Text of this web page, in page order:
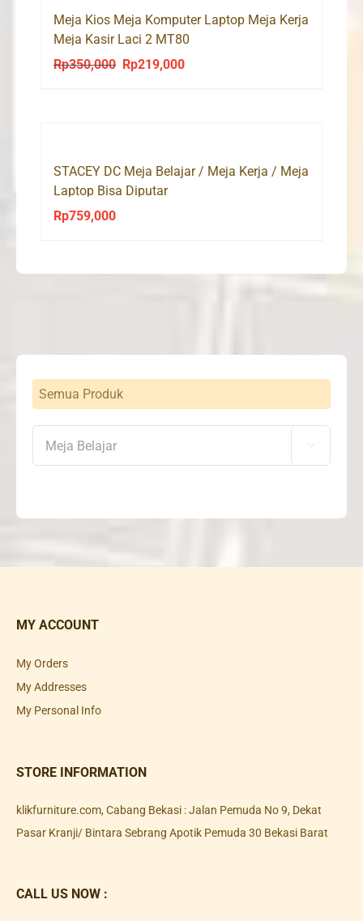
Meja Kios Meja Komputer Laptop Meja Kerja
Meja Kasir Laci 2 MT80
Rp350,000
Original
Rp219,000Current
STACEY DC Meja Belajar / Meja Kerja / Meja
Laptop Bisa Diputar
Rp759,000
Semua Produk

MY ACCOUNT
My Orders
My Addresses
My Personal Info
STORE INFORMATION
klikfurniture.com, Cabang Bekasi : Jalan Pemuda No 9, Dekat
Pasar Kranji/ Bintara Sebrang Apotik Pemuda 30 Bekasi Barat
CALL US NOW :